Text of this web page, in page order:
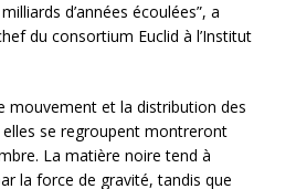
d’années écoulées”, a
du consortium Euclid à l’Institut
mouvement et la distribution des
se regroupent montreront
La matière noire tend à
la force de gravité, tandis que